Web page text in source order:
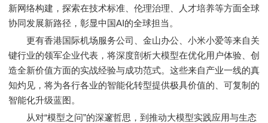
新网络构建，探索在技术标准、伦理治理、人才培养等方面全球
协同发展新路径，彰显中国AI的全球担当。
更有香港国际机场服务公司、金山办公、小米小爱等来自关
键行业的领军企业代表，将深度剖析大模型在优化用户体验、创
造全新价值方面的实战经验与成功范式。这些来自产业一线的真
知灼见，将为各行各业的智能化转型提供极具价值的、可复制的
智能化升级蓝图。
从对“模型之问”的深邃哲思，到推动大模型实践应用与生态